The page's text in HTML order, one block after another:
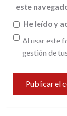
este
He leído y
Al usar este
gestión de